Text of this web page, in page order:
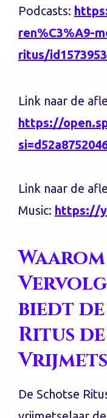
Podcasts:
ren%C3%A9-
ritus/
Link naar de
https://
Link naar de
Music: https://
Waarom
biedt
Ritus
De Schotse